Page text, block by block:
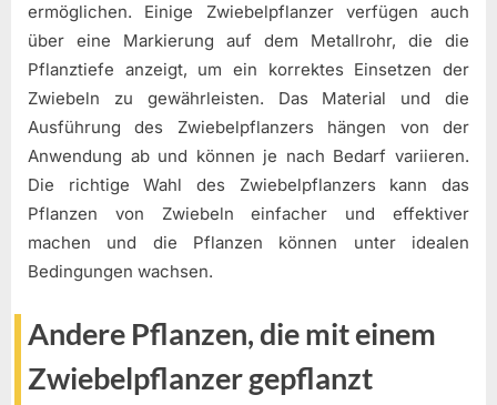
ermöglichen. Einige Zwiebelpflanzer verfügen auch
über eine Markierung auf dem Metallrohr, die die
Pflanztiefe anzeigt, um ein korrektes Einsetzen der
Zwiebeln zu gewährleisten. Das Material und die
Ausführung des Zwiebelpflanzers hängen von der
Anwendung ab und können je nach Bedarf variieren.
Die richtige Wahl des Zwiebelpflanzers kann das
Pflanzen von Zwiebeln einfacher und effektiver
machen und die Pflanzen können unter idealen
Bedingungen wachsen.
Andere Pflanzen, die mit einem
Zwiebelpflanzer gepflanzt